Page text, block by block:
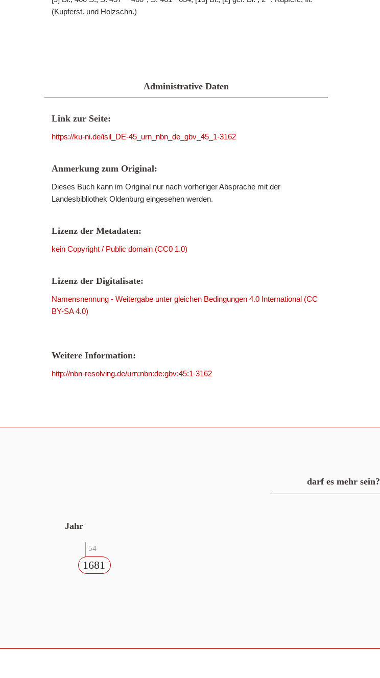
(Kupferst. und Holzschn.)
Administrative Daten
Link zur Seite:
https://ku-ni.de/isil_DE-45_urn_nbn_de_gbv_45_1-3162
Anmerkung zum Original:
Dieses Buch kann im Original nur nach vorheriger Absprache mit der
Landesbibliothek Oldenburg eingesehen werden.
Lizenz der Metadaten:
kein Copyright / Public domain (CC0 1.0)
Lizenz der Digitalisate:
Namensnennung - Weitergabe unter gleichen Bedingungen 4.0 International (CC
BY-SA 4.0)
Weitere Information:
http://nbn-resolving.de/urn:nbn:de:gbv:45:1-3162
darf es mehr sein?
Jahr
54
1681